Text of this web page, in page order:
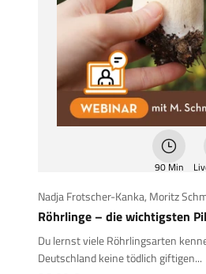
90 Min
Nadja Frotscher-Kanka, Moritz
Röhrlinge – die wichtigsten
Du lernst viele Röhrlingsarten
Deutschland keine tödlich giftigen...